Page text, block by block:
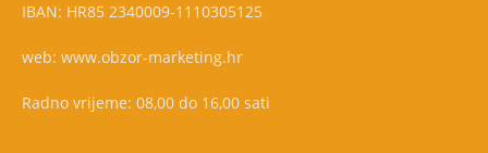
IBAN: HR85 2340009-1110305125
web: www.obzor-marketing.hr
Radno vrijeme: 08,00 do 16,00 sati